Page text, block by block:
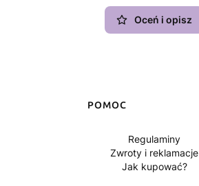
Oceń i opisz
Linki w stopce
POMOC
Regulaminy
Zwroty i reklamacje
Jak kupować?